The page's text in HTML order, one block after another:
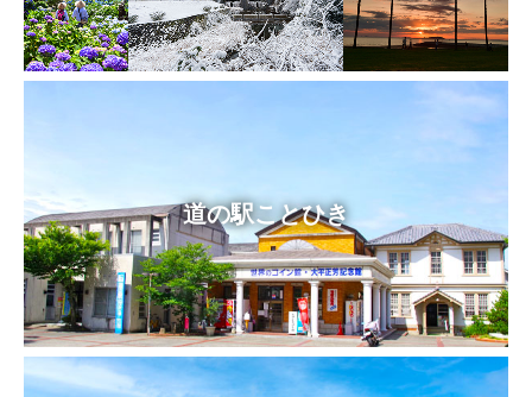
道の駅ことひき